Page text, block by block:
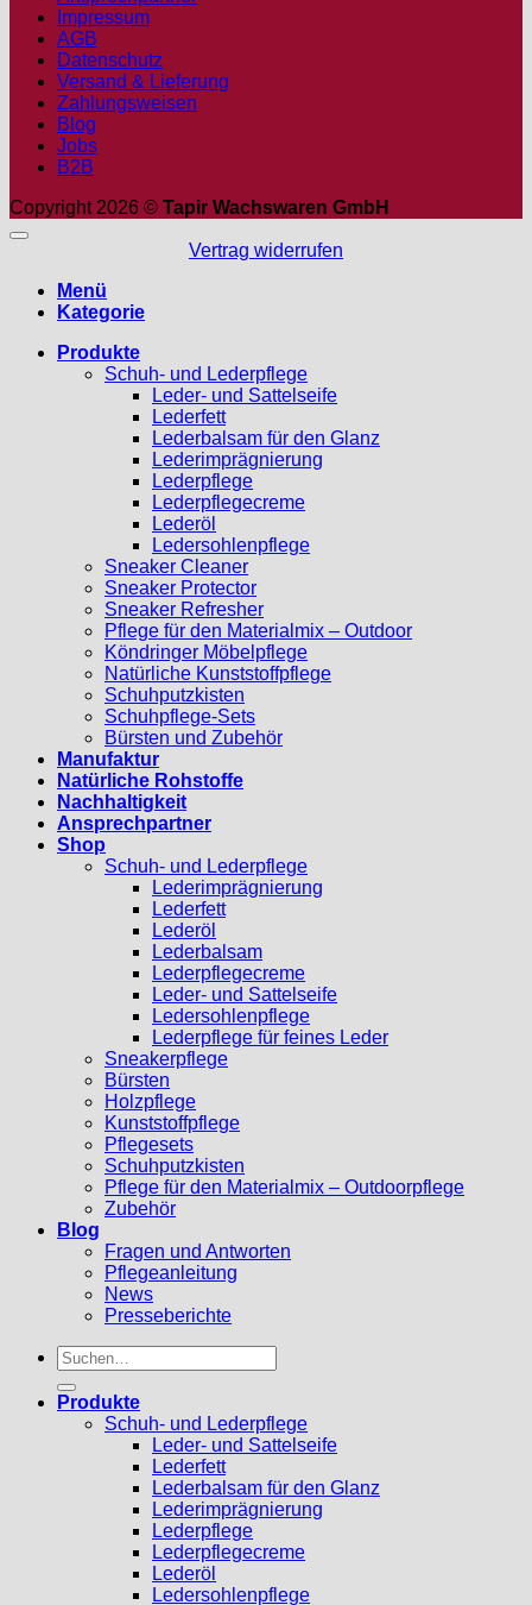
Impressum
AGB
Datenschutz
Versand & Lieferung
Zahlungsweisen
Blog
Jobs
B2B
Copyright 2026 © Tapir Wachswaren GmbH
Vertrag widerrufen
Menü
Kategorie
Produkte
Schuh- und Lederpflege
Leder- und Sattelseife
Lederfett
Lederbalsam für den Glanz
Lederimprägnierung
Lederpflege
Lederpflegecreme
Lederöl
Ledersohlenpflege
Sneaker Cleaner
Sneaker Protector
Sneaker Refresher
Pflege für den Materialmix – Outdoor
Köndringer Möbelpflege
Natürliche Kunststoffpflege
Schuhputzkisten
Schuhpflege-Sets
Bürsten und Zubehör
Manufaktur
Natürliche Rohstoffe
Nachhaltigkeit
Ansprechpartner
Shop
Schuh- und Lederpflege
Lederimprägnierung
Lederfett
Lederöl
Lederbalsam
Lederpflegecreme
Leder- und Sattelseife
Ledersohlenpflege
Lederpflege für feines Leder
Sneakerpflege
Bürsten
Holzpflege
Kunststoffpflege
Pflegesets
Schuhputzkisten
Pflege für den Materialmix – Outdoorpflege
Zubehör
Blog
Fragen und Antworten
Pflegeanleitung
News
Presseberichte
Suchen
nach:
Produkte
Schuh- und Lederpflege
Leder- und Sattelseife
Lederfett
Lederbalsam für den Glanz
Lederimprägnierung
Lederpflege
Lederpflegecreme
Lederöl
Ledersohlenpflege